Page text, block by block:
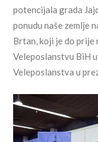
potencijala grada
ponudu naše zemlje
Brtan, koji je do prije
Veleposlanstvu BiH
Veleposlanstva u